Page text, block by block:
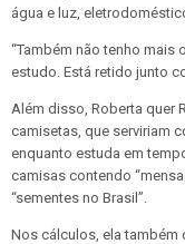
água e luz,
“Também não tenho mais
estudo. Está retido junto
Além disso, Roberta quer
camisetas, que serviriam
enquanto estuda em
camisas contendo
“sementes no Brasil”.
Nos cálculos, ela também